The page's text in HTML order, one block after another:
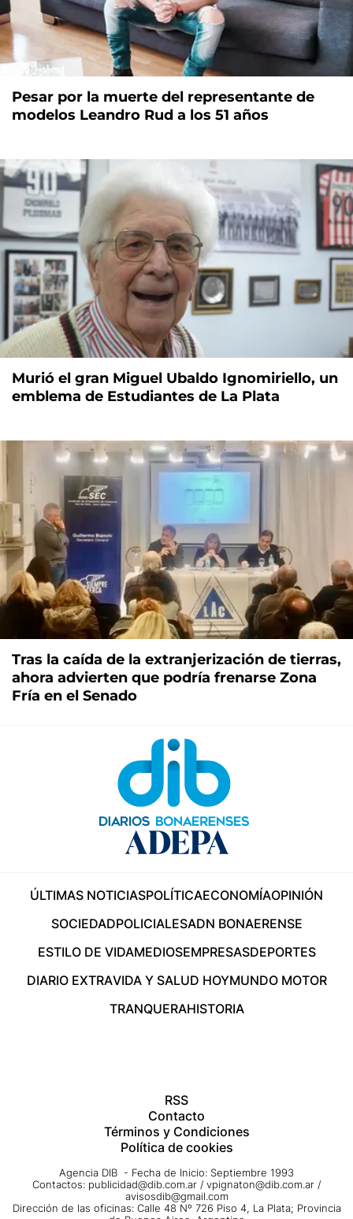
Pesar por la muerte del representante de
modelos Leandro Rud a los 51 años
Murió el gran Miguel Ubaldo Ignomiriello, un
emblema de Estudiantes de La Plata
Tras la caída de la extranjerización de tierras,
ahora advierten que podría frenarse Zona
Fría en el Senado
ÚLTIMAS NOTICIASPOLÍTICAECONOMÍAOPINIÓN
SOCIEDADPOLICIALESADN BONAERENSE
ESTILO DE VIDAMEDIOSEMPRESASDEPORTES
DIARIO EXTRAVIDA Y SALUD HOYMUNDO MOTOR
TRANQUERAHISTORIA
RSS
Contacto
Términos y Condiciones
Política de cookies
Agencia DIB - Fecha de Inicio: Septiembre 1993
Contactos: publicidad@dib.com.ar / vpignaton@dib.com.ar /
avisosdib@gmail.com
Dirección de las oficinas: Calle 48 Nº 726 Piso 4, La Plata; Provincia